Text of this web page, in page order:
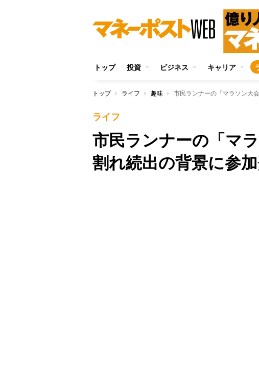
トップ 投資 ビジネス キャリア
トップ ライフ 趣味 市民ランナーの「マラソン大
ライフ
市民ランナーの「マ
割れ続出の背景に参